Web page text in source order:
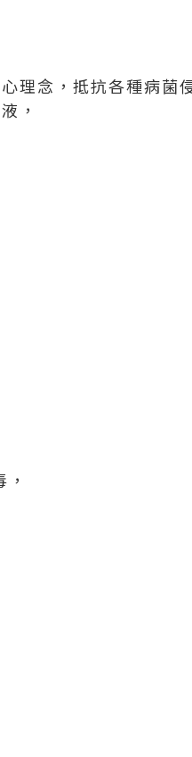
理念，抵抗各種病菌
，